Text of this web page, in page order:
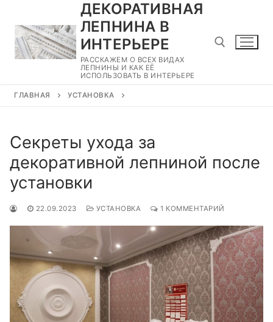
содержимому
ДЕКОРАТИВНАЯ
ЛЕПНИНА В
ИНТЕРЬЕРЕ
РАССКАЖЕМ О ВСЕХ ВИДАХ
ЛЕПНИНЫ И КАК ЕЁ
ИСПОЛЬЗОВАТЬ В ИНТЕРЬЕРЕ
ГЛАВНАЯ УСТАНОВКА
Секреты ухода за
декоративной лепниной после
установки
22.09.2023 УСТАНОВКА 1 КОММЕНТАРИЙ